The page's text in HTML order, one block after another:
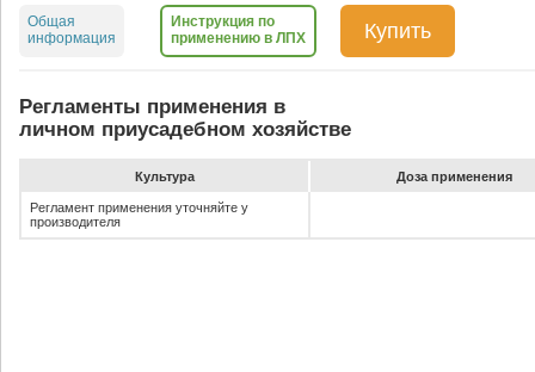
Общая
информация
Инструкция по
применению в ЛПХ
Купить
Регламенты применения в
личном приусадебном хозяйстве
Культура До­за при­ме­не­ния
Регламент применения уточняйте у
производителя